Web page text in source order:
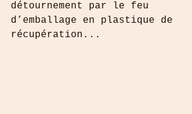
détournement par le feu
d’emballage en plastique de
récupération...